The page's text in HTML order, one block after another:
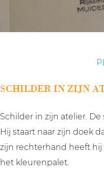
SCHILDER IN ZIJN
Schilder in zijn atelier.
Hij staart naar zijn doek
zijn rechterhand heeft
het kleurenpalet.